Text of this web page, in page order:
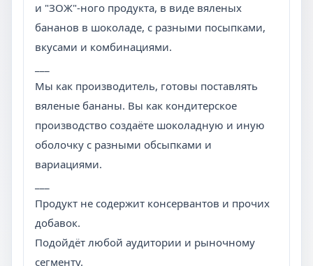
и "ЗОЖ"-ного продукта, в виде вяленых
бананов в шоколаде, с разными посыпками,
вкусами и комбинациями.
Мы как производитель, готовы поставлять
вяленые бананы. Вы как кондитерское
производство создаёте шоколадную и иную
оболочку с разными обсыпками и
вариациями.
Продукт не содержит консервантов и прочих
добавок.
Подойдёт любой аудитории и рыночному
сегменту.